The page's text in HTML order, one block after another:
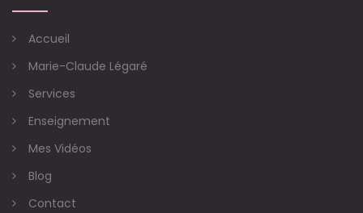
Accueil
Marie-Claude Légaré
Services
Enseignement
Mes Vidéos
Blog
Contact